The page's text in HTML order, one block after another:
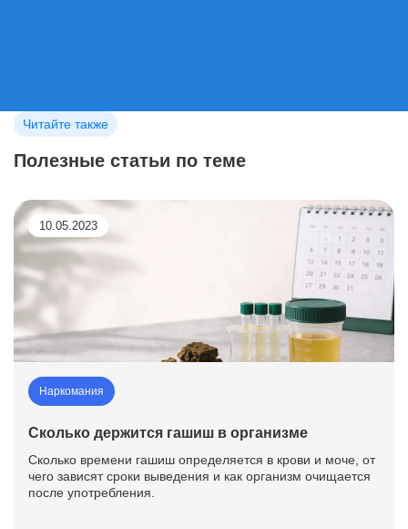
Читайте также
Полезные статьи по теме
10.05.2023
Наркомания
Сколько держится гашиш в организме
Сколько времени гашиш определяется в крови и моче, от
чего зависят сроки выведения и как организм очищается
после употребления.